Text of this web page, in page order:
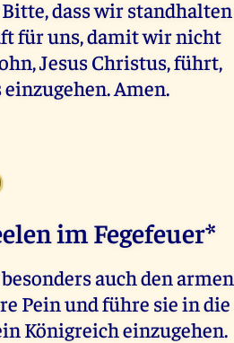
dass wir standhalten
für uns, damit wir nicht
Jesus Christus, führt,
Amen.
im Fegefeuer*
auch den armen
Pein und führe sie in die
Königreich einzugehen.